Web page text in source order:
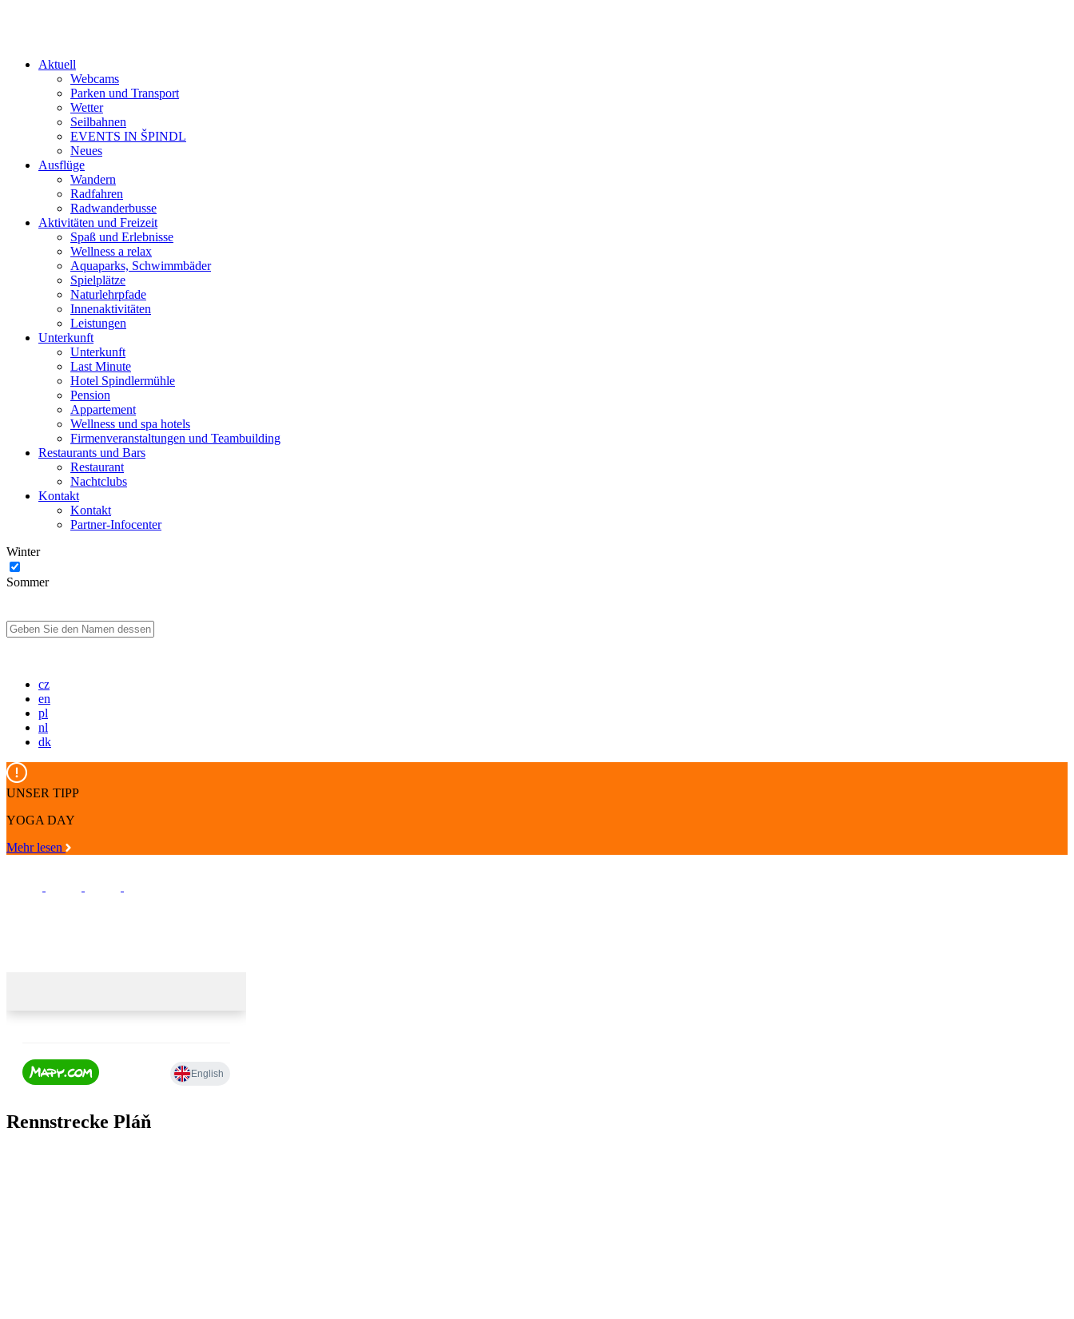
Aktuell
Webcams
Parken und Transport
Wetter
Seilbahnen
EVENTS IN ŠPINDL
Neues
Ausflüge
Wandern
Radfahren
Radwanderbusse
Aktivitäten und Freizeit
Spaß und Erlebnisse
Wellness a relax
Aquaparks, Schwimmbäder
Spielplätze
Naturlehrpfade
Innenaktivitäten
Leistungen
Unterkunft
Unterkunft
Last Minute
Hotel Spindlermühle
Pension
Appartement
Wellness und spa hotels
Firmenveranstaltungen und Teambuilding
Restaurants und Bars
Restaurant
Nachtclubs
Kontakt
Kontakt
Partner-Infocenter
Winter
Sommer
cz
en
pl
nl
dk
UNSER TIPP
YOGA DAY
Mehr lesen
Rennstrecke Pláň